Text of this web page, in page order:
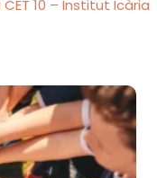
10 – Institut Icària